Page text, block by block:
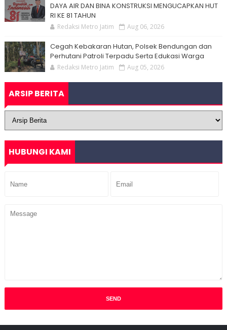
DAYA AIR DAN BINA KONSTRUKSI MENGUCAPKAN HUT
RI KE 81 TAHUN
Redaksi Metro Jatim Aug 06, 2026
Cegah Kebakaran Hutan, Polsek Bendungan dan
Perhutani Patroli Terpadu Serta Edukasi Warga
Redaksi Metro Jatim Aug 05, 2026
ARSIP BERITA
HUBUNGI KAMI